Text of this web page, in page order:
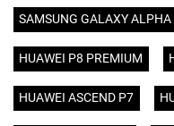
SAMSUNG GALAXY
HUAWEI P8 PREMIUM
HUAWEI ASCEND P7